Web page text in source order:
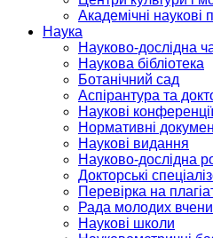
Академічні наукові
Наука
Науково-дослідна
Наукова бібліотека
Ботанічний сад
Аспірантура та
Наукові
Нормативні
Наукові видання
Науково-дослідна
Докторські
Перевірка на
Рада молодих
Наукові школи